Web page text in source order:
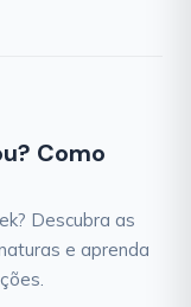
Como
Descubra as
e aprenda